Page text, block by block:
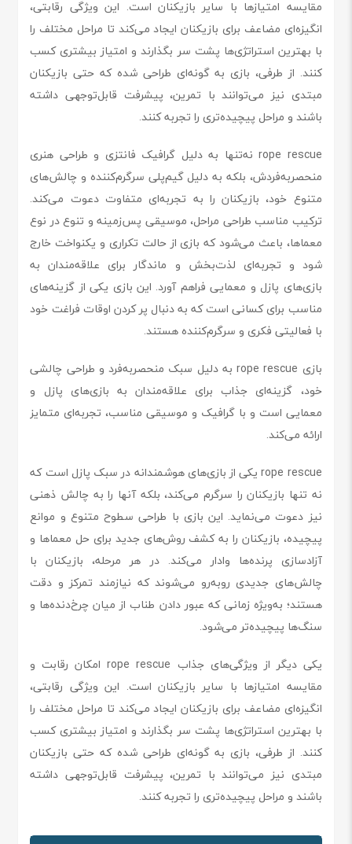
مقایسه امتیازها با سایر بازیکنان است. این ویژگی رقابتی،
انگیزه‌ای مضاعف برای بازیکنان ایجاد می‌کند تا مراحل مختلف را
با بهترین استراتژی‌ها پشت سر بگذارند و امتیاز بیشتری کسب
کنند. از طرفی، بازی به گونه‌ای طراحی شده که حتی بازیکنان
مبتدی نیز می‌توانند با تمرین، پیشرفت قابل‌توجهی داشته
باشند و مراحل پیچیده‌تری را تجربه کنند.
rope rescue نه‌تنها به دلیل گرافیک فانتزی و طراحی هنری
منحصربه‌فردش، بلکه به دلیل گیم‌پلی سرگرم‌کننده و چالش‌های
متنوع خود، بازیکنان را به تجربه‌ای متفاوت دعوت می‌کند.
ترکیب مناسب طراحی مراحل، موسیقی پس‌زمینه و تنوع در نوع
معماها، باعث می‌شود که بازی از حالت تکراری و یکنواخت خارج
شود و تجربه‌ای لذت‌بخش و ماندگار برای علاقه‌مندان به
بازی‌های پازل و معمایی فراهم آورد. این بازی یکی از گزینه‌های
مناسب برای کسانی است که به دنبال پر کردن اوقات فراغت خود
با فعالیتی فکری و سرگرم‌کننده هستند.
بازی rope rescue به دلیل سبک منحصربه‌فرد و طراحی چالشی
خود، گزینه‌ای جذاب برای علاقه‌مندان به بازی‌های پازل و
معمایی است و با گرافیک و موسیقی مناسب، تجربه‌ای متمایز
ارائه می‌کند.
rope rescue یکی از بازی‌های هوشمندانه در سبک پازل است که
نه تنها بازیکنان را سرگرم می‌کند، بلکه آنها را به چالش ذهنی
نیز دعوت می‌نماید. این بازی با طراحی سطوح متنوع و موانع
پیچیده، بازیکنان را به کشف روش‌های جدید برای حل معماها و
آزادسازی پرنده‌ها وادار می‌کند. در هر مرحله، بازیکنان با
چالش‌های جدیدی روبه‌رو می‌شوند که نیازمند تمرکز و دقت
هستند؛ به‌ویژه زمانی که عبور دادن طناب از میان چرخ‌دنده‌ها و
سنگ‌ها پیچیده‌تر می‌شود.
یکی دیگر از ویژگی‌های جذاب rope rescue امکان رقابت و
مقایسه امتیازها با سایر بازیکنان است. این ویژگی رقابتی،
انگیزه‌ای مضاعف برای بازیکنان ایجاد می‌کند تا مراحل مختلف را
با بهترین استراتژی‌ها پشت سر بگذارند و امتیاز بیشتری کسب
کنند. از طرفی، بازی به گونه‌ای طراحی شده که حتی بازیکنان
مبتدی نیز می‌توانند با تمرین، پیشرفت قابل‌توجهی داشته
باشند و مراحل پیچیده‌تری را تجربه کنند.